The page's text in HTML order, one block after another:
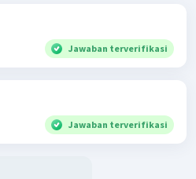
Jawaban terverifikasi
Jawaban terverifikasi